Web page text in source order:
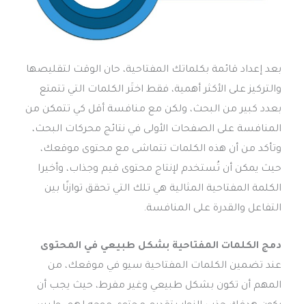
بعد إعداد قائمة بكلماتك المفتاحية، حان الوقت لتقليصها
والتركيز على الأكثر أهمية، فقط اختَر الكلمات التي تتمتع
بعدد كبير من البحث، ولكن مع منافسة أقل كي تتمكن من
المنافسة على الصفحات الأولى في نتائج محركات البحث،
وتأكد من أن هذه الكلمات تتماشى مع محتوى موقعك،
حيث يمكن أن تُستخدم لإنتاج محتوى قيم وجذاب، وأخيرا
الكلمة المفتاحية المثالية هي تلك التي تحقق توازنًا بين
التفاعل والقدرة على المنافسة.
دمج الكلمات المفتاحية بشكل طبيعي في المحتوى
عند تضمين الكلمات المفتاحية سيو في موقعك، من
المهم أن تكون بشكل طبيعي وغير مفرط، حيث يجب أن